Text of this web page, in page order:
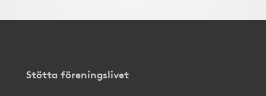
Stötta föreningslivet